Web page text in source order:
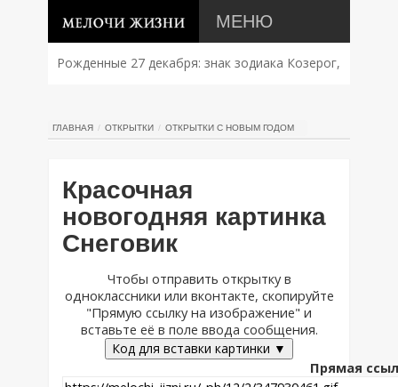
МЕНЮ
Рожденные 27 декабря: знак зодиака Козерог,
ГЛАВНАЯ ОТКРЫТКИ ОТКРЫТКИ С НОВЫМ ГОДОМ
Красочная
новогодняя картинка
Снеговик
Чтобы отправить открытку в
одноклассники или вконтакте, скопируйте
"Прямую ссылку на изображение" и
вставьте её в поле ввода сообщения.
Код для вставки картинки ▼
Прямая